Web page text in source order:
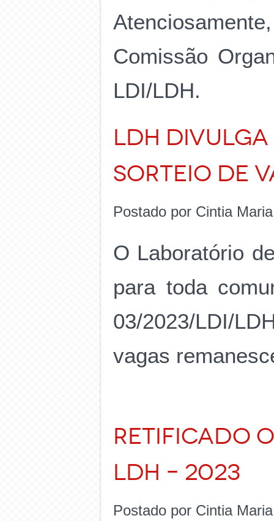
Atenciosamente,
Comissão
LDI/LDH.
LDH DIVULGA
SORTEIO DE
Postado por Cintia
O Laboratório
para toda
03/2023/LDI/
vagas
Retificado
LDH – 2023
Postado por Cintia